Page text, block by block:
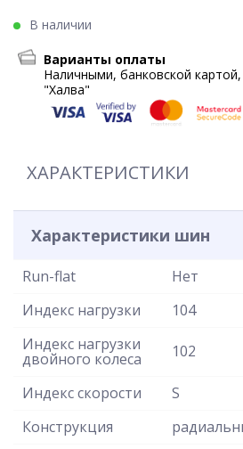
В наличии
Варианты оплаты
Наличными, банковской
"Халва"
ХАРАКТЕРИСТИКИ
Характеристики шин
Run-flat
Нет
Индекс нагрузки
104
Индекс нагрузки
двойного колеса 102
Индекс скорости
S
Конструкция